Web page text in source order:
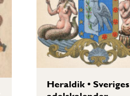
Heraldik•Sveriges